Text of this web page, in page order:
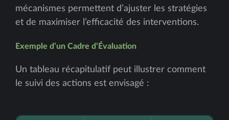
mécanismes permettent d’ajuster les stratégies
et de maximiser l’efficacité des interventions.
Exemple d’un Cadre d’Évaluation
Un tableau récapitulatif peut illustrer comment
le suivi des actions est envisagé :